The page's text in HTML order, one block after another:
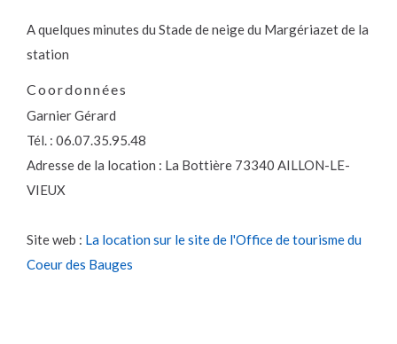
A quelques minutes du Stade de neige du Margériazet de la
station
Coordonnées
Garnier Gérard
Tél. : 06.07.35.95.48
Adresse de la location : La Bottière 73340 AILLON-LE-
VIEUX
Site web : La location sur le site de l'Office de tourisme du
Coeur des Bauges